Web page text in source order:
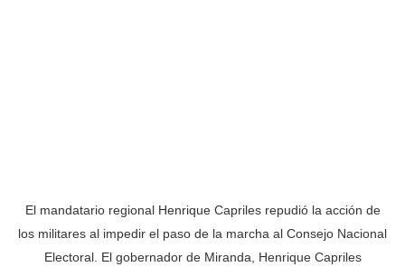
El mandatario regional Henrique Capriles repudió la acción de
los militares al impedir el paso de la marcha al Consejo Nacional
Electoral. El gobernador de Miranda, Henrique Capriles